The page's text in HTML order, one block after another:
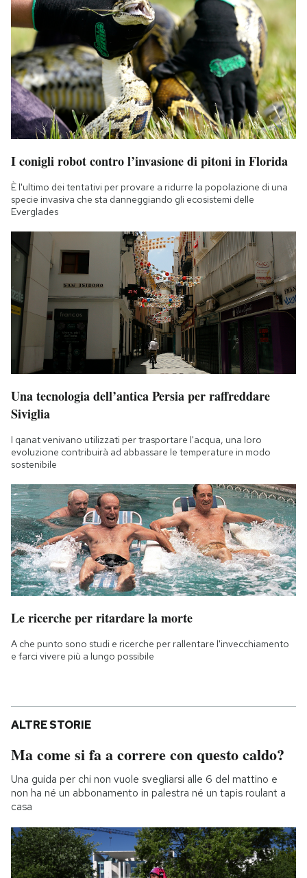
I conigli robot contro l’invasione di pitoni in Florida
È l'ultimo dei tentativi per provare a ridurre la popolazione di una
specie invasiva che sta danneggiando gli ecosistemi delle
Everglades
Una tecnologia dell’antica Persia per raffreddare
Siviglia
I qanat venivano utilizzati per trasportare l'acqua, una loro
evoluzione contribuirà ad abbassare le temperature in modo
sostenibile
Le ricerche per ritardare la morte
A che punto sono studi e ricerche per rallentare l'invecchiamento
e farci vivere più a lungo possibile
ALTRE STORIE
Ma come si fa a correre con questo caldo?
Una guida per chi non vuole svegliarsi alle 6 del mattino e
non ha né un abbonamento in palestra né un tapis roulant a
casa